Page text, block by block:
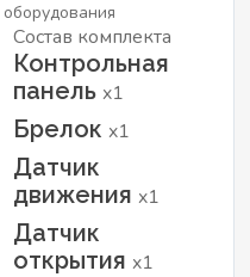
Состав комплекта
Контрольная
панельx1
Брелокx1
Датчик
движенияx1
Датчик
открытияx1